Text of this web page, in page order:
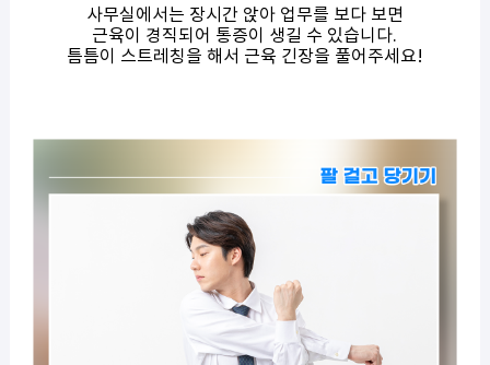
사무실에서는 장시간 앉아 업무를 보다 보면
근육이 경직되어 통증이 생길 수 있습니다.
틈틈이 스트레칭을 해서 근육 긴장을 풀어주세요!